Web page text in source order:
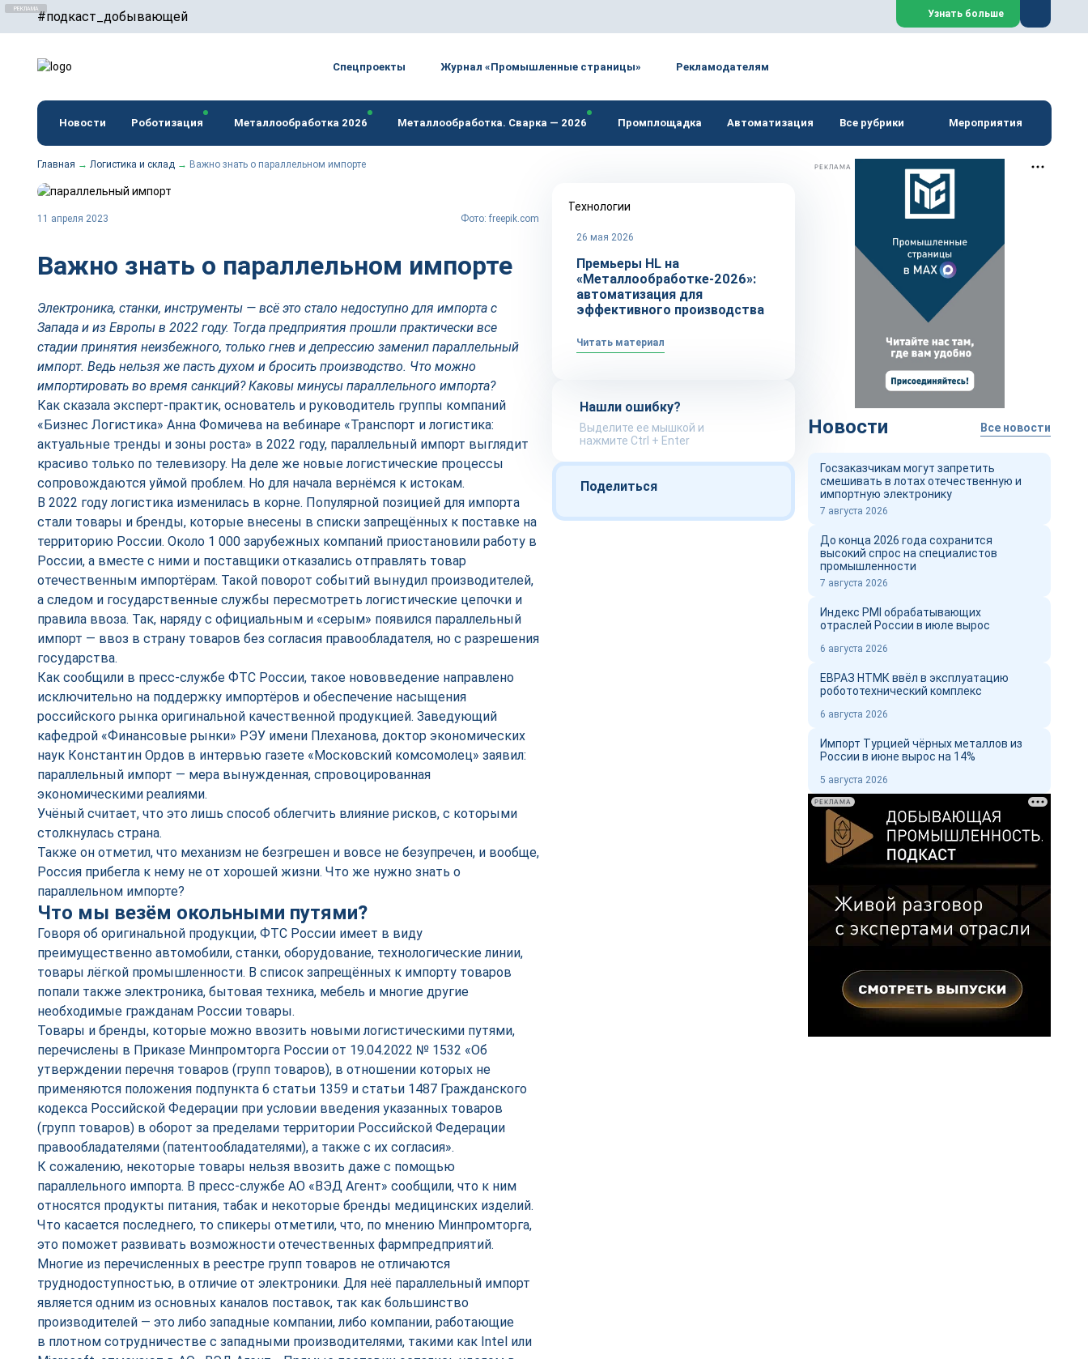
#подкаст_добывающей
erid: F7NfYUJCUneTVxVUwxTu
Узнать больше
Спецпроекты Журнал «Промышленные страницы» Рекламодателям
Новости Роботизация Металлообработка 2026 Металлообработка. Сварка — 2026 Промплощадка Автоматизация Все рубрики Мероприятия
Главная → Логистика и склад → Важно знать о параллельном импорте
11 апреля 2023 Фото: freepik.com
Важно знать о параллельном импорте
Электроника, станки, инструменты — всё это стало недоступно для импорта с
Запада и из Европы в 2022 году. Тогда предприятия прошли практически все
стадии принятия неизбежного, только гнев и депрессию заменил параллельный
импорт. Ведь нельзя же пасть духом и бросить производство. Что можно
импортировать во время санкций? Каковы минусы параллельного импорта?
Как сказала эксперт-практик, основатель и руководитель группы компаний
«Бизнес Логистика» Анна Фомичева на вебинаре «Транспорт и логистика:
актуальные тренды и зоны роста» в 2022 году, параллельный импорт выглядит
красиво только по телевизору. На деле же новые логистические процессы
сопровождаются уймой проблем. Но для начала вернёмся к истокам.
В 2022 году логистика изменилась в корне. Популярной позицией для импорта
стали товары и бренды, которые внесены в списки запрещённых к поставке на
территорию России. Около 1 000 зарубежных компаний приостановили работу в
России, а вместе с ними и поставщики отказались отправлять товар
отечественным импортёрам. Такой поворот событий вынудил производителей,
а следом и государственные службы пересмотреть логистические цепочки и
правила ввоза. Так, наряду с официальным и «серым» появился параллельный
импорт — ввоз в страну товаров без согласия правообладателя, но с разрешения
государства.
Как сообщили в пресс-службе ФТС России, такое нововведение направлено
исключительно на поддержку импортёров и обеспечение насыщения
российского рынка оригинальной качественной продукцией. Заведующий
кафедрой «Финансовые рынки» РЭУ имени Плеханова, доктор экономических
наук Константин Ордов в интервью газете «Московский комсомолец» заявил:
параллельный импорт — мера вынужденная, спровоцированная
экономическими реалиями.
Учёный считает, что это лишь способ облегчить влияние рисков, с которыми
столкнулась страна.
Также он отметил, что механизм не безгрешен и вовсе не безупречен, и вообще,
Россия прибегла к нему не от хорошей жизни. Что же нужно знать о
параллельном импорте?
Что мы везём окольными путями?
Говоря об оригинальной продукции, ФТС России имеет в виду
преимущественно автомобили, станки, оборудование, технологические линии,
товары лёгкой промышленности. В список запрещённых к импорту товаров
попали также электроника, бытовая техника, мебель и многие другие
необходимые гражданам России товары.
Товары и бренды, которые можно ввозить новыми логистическими путями,
перечислены в Приказе Минпромторга России от 19.04.2022 № 1532 «Об
утверждении перечня товаров (групп товаров), в отношении которых не
применяются положения подпункта 6 статьи 1359 и статьи 1487 Гражданского
кодекса Российской Федерации при условии введения указанных товаров
(групп товаров) в оборот за пределами территории Российской Федерации
правообладателями (патентообладателями), а также с их согласия».
К сожалению, некоторые товары нельзя ввозить даже с помощью
параллельного импорта. В пресс-службе АО «ВЭД Агент» сообщили, что к ним
относятся продукты питания, табак и некоторые бренды медицинских изделий.
Что касается последнего, то спикеры отметили, что, по мнению Минпромторга,
это поможет развивать возможности отечественных фармпредприятий.
Многие из перечисленных в реестре групп товаров не отличаются
труднодоступностью, в отличие от электроники. Для неё параллельный импорт
является одним из основных каналов поставок, так как большинство
производителей — это либо западные компании, либо компании, работающие
в плотном сотрудничестве с западными производителями, такими как Intel или
Технологии
26 мая 2026
Премьеры HL на
«Металлообработке-2026»:
автоматизация для
эффективного производства
Читать материал
Нашли ошибку?
Выделите ее мышкой и
нажмите Ctrl + Enter
Поделиться
РЕКЛАМА
Новости Все новости
Госзаказчикам могут запретить
смешивать в лотах отечественную и
импортную электронику
7 августа 2026
До конца 2026 года сохранится
высокий спрос на специалистов
промышленности
7 августа 2026
Индекс PMI обрабатывающих
отраслей России в июле вырос
6 августа 2026
ЕВРАЗ НТМК ввёл в эксплуатацию
робототехнический комплекс
6 августа 2026
Импорт Турцией чёрных металлов из
России в июне вырос на 14%
5 августа 2026
РЕКЛАМА